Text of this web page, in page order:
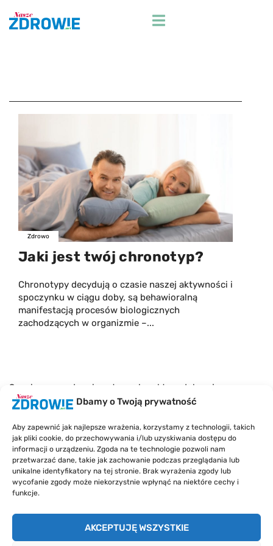
Dbamy o Twoją prywatność
Aby zapewnić jak najlepsze wrażenia, korzystamy z technologii, takich
jak pliki cookie, do przechowywania i/lub uzyskiwania dostępu do
informacji o urządzeniu. Zgoda na te technologie pozwoli nam
przetwarzać dane, takie jak zachowanie podczas przeglądania lub
unikalne identyfikatory na tej stronie. Brak wyrażenia zgody lub
wycofanie zgody może niekorzystnie wpłynąć na niektóre cechy i
funkcje.
AKCEPTUJĘ WSZYSTKIE
treści
Zdrowo
Jaki jest twój chronotyp?
Chronotypy decydują o czasie naszej aktywności i
spoczynku w ciągu doby, są behawioralną
manifestacją procesów biologicznych
zachodzących w organizmie –...
Serwis naszezdrowie.net ma charakter edukacyjny.
Mimo, że redakcja dokłada wszelkich starań co do
wszelkie informacje nie stanowią porady medycznej i
nie zastąpią wizyty u lekarza. Z tego powodu redakcja
i wydawca serwisu nie mogą ponieść
odpowiedzialności wynikającej z zastosowania
informacji zamieszczonych w serwisie, gdyż nie
prowadzi konsultacji medycznej w rozumieniu art. 3
O nas